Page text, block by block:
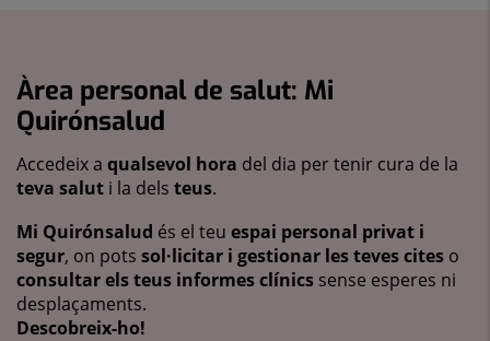
Àrea personal de salut: Mi
Quirónsalud
Accedeix a qualsevol hora del dia per tenir cura de la
teva salut i la dels teus.
Mi Quirónsalud és el teu espai personal privat i
segur, on pots sol·licitar i gestionar les teves cites o
consultar els teus informes clínics sense esperes ni
desplaçaments.
Descobreix-ho!